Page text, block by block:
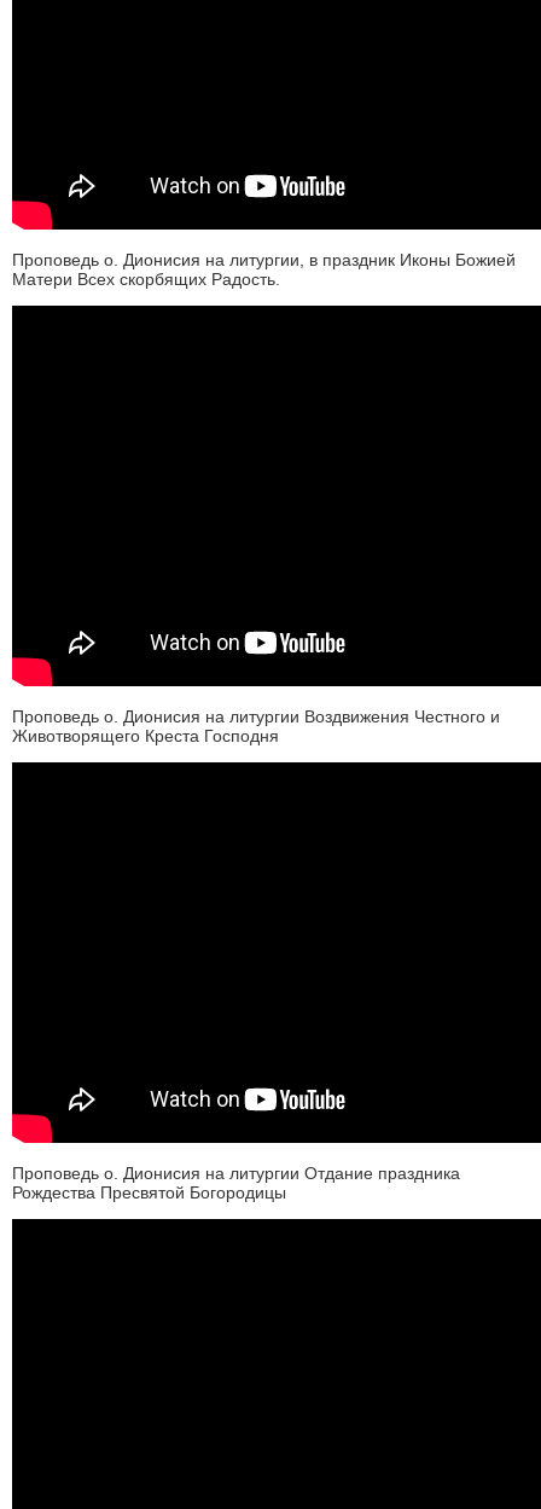
Проповедь о. Дионисия на литургии, в праздник Иконы Божией
Матери Всех скорбящих Радость.
Проповедь о. Дионисия на литургии Воздвижения Честного и
Животворящего Креста Господня
Проповедь о. Дионисия на литургии Отдание праздника
Рождества Пресвятой Богородицы